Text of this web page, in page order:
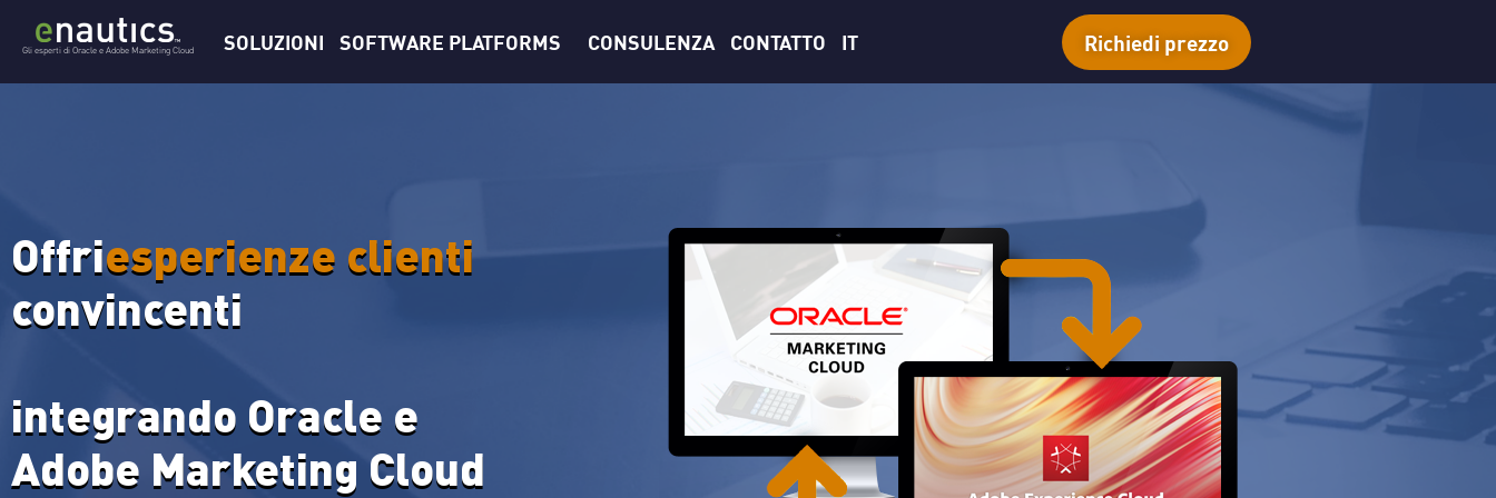
contenuto
Gli esperti di Oracle e Adobe Marketing Cloud SOLUZIONI SOFTWARE PLATFORMS CONSULENZA CONTATTO IT Richiedi prezzo
Offriesperienze clienti
convincenti
integrando Oracle e
Adobe Marketing Cloud